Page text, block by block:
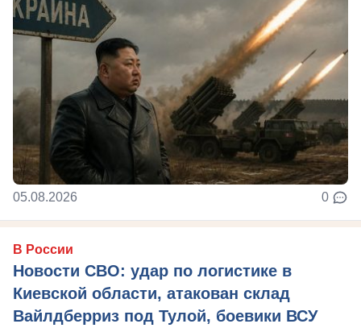
05.08.2026 0
В России
Новости СВО: удар по логистике в
Киевской области, атакован склад
Вайлдберриз под Тулой, боевики ВСУ